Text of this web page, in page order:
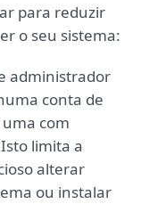
para reduzir
o seu sistema:
administrador
conta de
com
limita a
alterar
ou instalar